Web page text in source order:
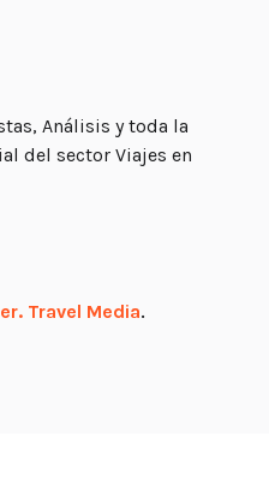
Análisis y toda la
del sector Viajes en
Travel Media.